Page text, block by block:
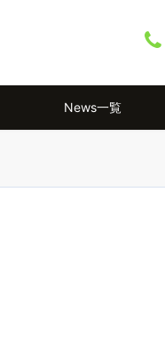
News一覧